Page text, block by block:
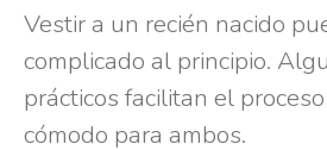
Vestir a un recién nacido
complicado al principio.
prácticos facilitan el
cómodo para ambos.